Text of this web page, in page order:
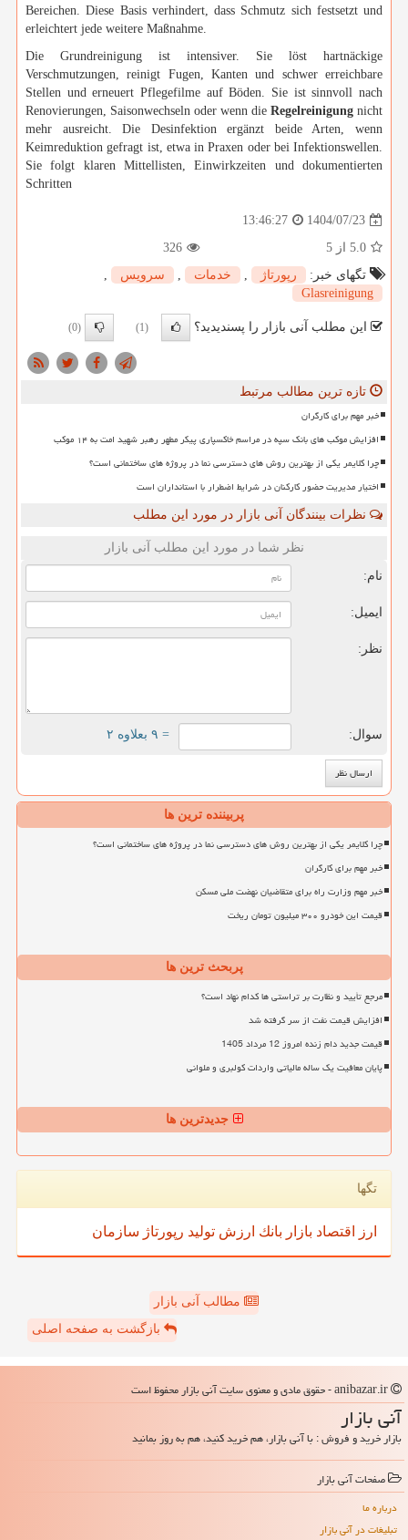
Bereichen. Diese Basis verhindert, dass Schmutz sich festsetzt und
erleichtert jede weitere Maßnahme.
Die Grundreinigung ist intensiver. Sie löst hartnäckige
Verschmutzungen, reinigt Fugen, Kanten und schwer erreichbare
Stellen und erneuert Pflegefilme auf Böden. Sie ist sinnvoll nach
Renovierungen, Saisonwechseln oder wenn die Regelreinigung nicht
mehr ausreicht. Die Desinfektion ergänzt beide Arten, wenn
Keimreduktion gefragt ist, etwa in Praxen oder bei Infektionswellen.
Sie folgt klaren Mittellisten, Einwirkzeiten und dokumentierten
Schritten
1404/07/23
13:46:27
5.0 از 5
326
تگهای خبر:
رپورتاژ , خدمات , سرویس
,
Glasreinigung
این مطلب آنی بازار را پسندیدید؟ (1)
(0)
تازه ترین مطالب مرتبط
خبر مهم برای کارگران
افزایش موکب های بانک سپه در مراسم خاکسپاری پیکر مطهر رهبر شهید امت به ۱۴ موکب
چرا کلایمر یکی از بهترین روش های دسترسی نما در پروژه های ساختمانی است؟
اختیار مدیریت حضور کارکنان در شرایط اضطرار با استانداران است
نظرات بینندگان آنی بازار در مورد این مطلب
نظر شما در مورد این مطلب آنی بازار
نام:
ایمیل:
نظر:
سوال: = ۹ بعلاوه ۲
پربیننده ترین ها
چرا کلایمر یکی از بهترین روش های دسترسی نما در پروژه های ساختمانی است؟
خبر مهم برای کارگران
خبر مهم وزارت راه برای متقاضیان نهضت ملی مسکن
قیمت این خودرو ۳۰۰ میلیون تومان ریخت
پربحث ترین ها
مرجع تأیید و نظارت بر تراستی ها کدام نهاد است؟
افزایش قیمت نفت از سر گرفته شد
قیمت جدید دام زنده امروز 12 مرداد 1405
پایان معافیت یک ساله مالیاتی واردات کولبری و ملوانی
جدیدترین ها
تگها
ارز اقتصاد بازار بانك ارزش تولید رپورتاژ سازمان
مطالب آنی بازار
بازگشت به صفحه اصلی
آنی بازار
بازار خرید و فروش : با آنی بازار، هم خرید کنید، هم به روز بمانید
صفحات آنی بازار
درباره ما
تبلیغات در آنی بازار